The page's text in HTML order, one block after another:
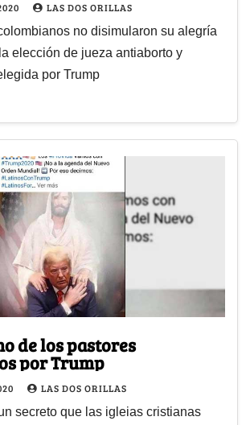
LAS DOS ORILLAS
no disimularon su alegría
elección de jueza antiaborto y
por Trump
de los pastores
por Trump
LAS DOS ORILLAS
secreto que las igleias cristianas